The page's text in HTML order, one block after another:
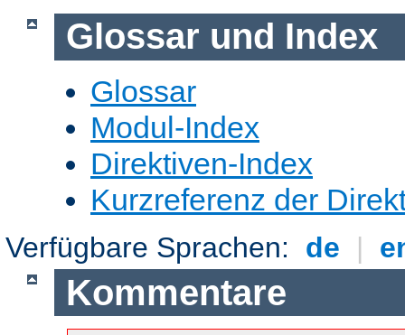
Glossar und Index
Glossar
Modul-Index
Direktiven-Index
Kurzreferenz der
Verfügbare Sprachen: de |
Kommentare